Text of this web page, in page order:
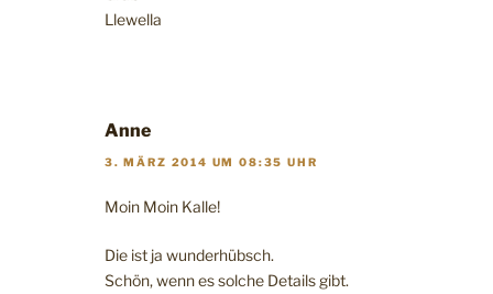
Llewella
Anne
3. MÄRZ 2014 UM 08:35 UHR
Moin Moin Kalle!
Die ist ja wunderhübsch.
Schön, wenn es solche Details gibt.